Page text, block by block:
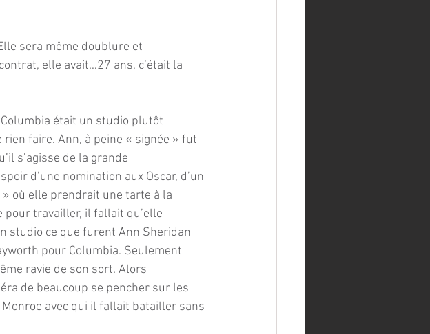
sera même doublure et
elle avait…27 ans, c’était la
était un studio plutôt
faire. Ann, à peine « signée » fut
s’agisse de la grande
d’une nomination aux Oscar, d’un
» où elle prendrait une tarte à la
pour travailler, il fallait qu’elle
studio ce que furent Ann Sheridan
pour Columbia. Seulement
ravie de son sort. Alors
de beaucoup se pencher sur les
avec qui il fallait batailler sans